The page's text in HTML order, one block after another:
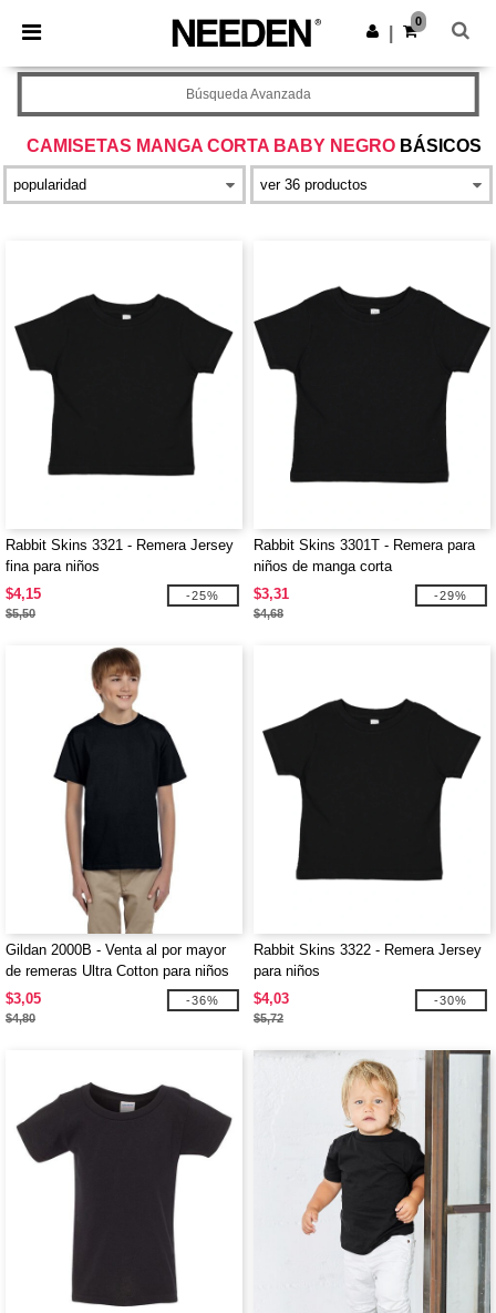
× App de Needen
¡Mejores precios en app!
Descargar app
0
CAMISETAS MANGA CORTA BABY NEGRO BÁSICOS
Búsqueda Avanzada
Rabbit Skins 3321 - Remera Jersey
fina para niños
$4,15
$5,50
-25%
Rabbit Skins 3301T - Remera para
niños de manga corta
$3,31
$4,68
-29%
Gildan 2000B - Venta al por mayor
de remeras Ultra Cotton para niños
$3,05
$4,80
-36%
Rabbit Skins 3322 - Remera Jersey
para niños
$4,03
$5,72
-30%